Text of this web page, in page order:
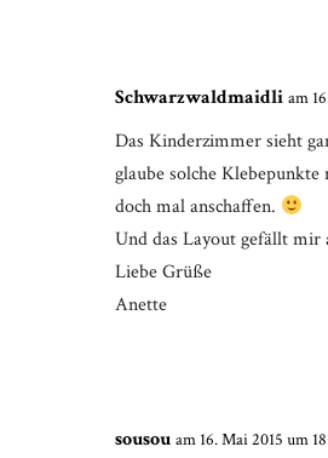
Schwarzwaldmaidli am
Das Kinderzimmer sieht
glaube solche
doch mal anschaffen.
Und das Layout gefällt mir
Liebe Grüße
Anette
sousou am 16. Mai 2015 um